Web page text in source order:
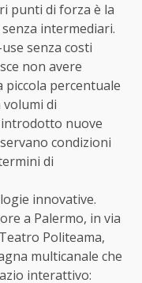
punti di forza è la
intermediari.
senza costi
non avere
piccola percentuale
di
nuove
condizioni
di
innovative.
a Palermo, in via
Politeama,
multicanale che
interattivo: